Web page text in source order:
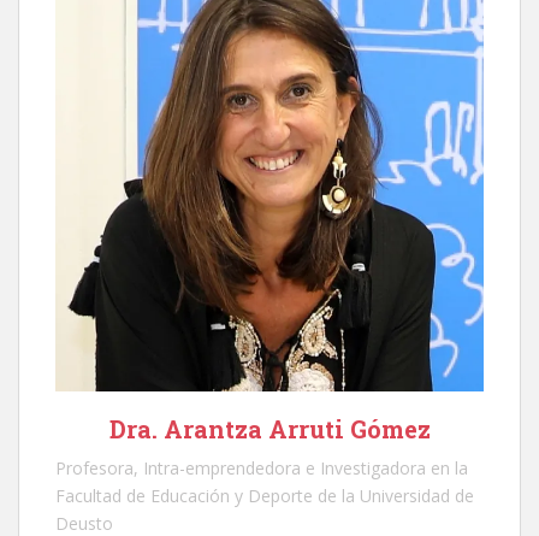
Dra. Arantza Arruti Gómez
Profesora, Intra-emprendedora e Investigadora en la
Facultad de Educación y Deporte de la Universidad de
Deusto